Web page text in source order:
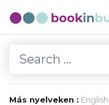
Más nyelveken : English